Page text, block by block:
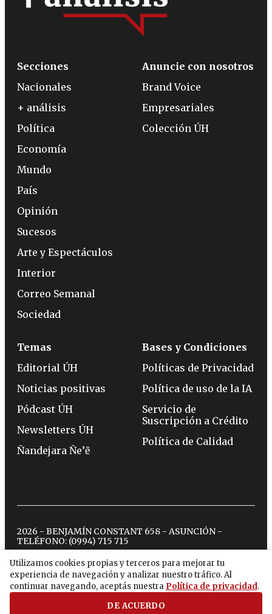
Utilizamos cookies propias y terceros para mejorar tu
experiencia de navegación y analizar nuestro tráfico. Al
continuar navegando, aceptás nuestra Política de privacidad.
DE ACUERDO
Secciones
Nacionales
+ análisis
Política
Economía
Mundo
País
Opinión
Sucesos
Arte y Espectáculos
Interior
Correo Semanal
Sociedad
Anuncie con nosotros
Brand Voice
Empresariales
Colección ÚH
Temas
Editorial ÚH
Noticias positivas
Pódcast ÚH
Newsletters ÚH
Ñandejara Ñe’ẽ
Bases y Condiciones
Políticas de Privacidad
Política de uso de la IA
Servicio de
Suscripción a Crédito
Política de Calidad
2026 - BENJAMÍN CONSTANT 658 - ASUNCIÓN -
TELÉFONO: (0994) 715 715
twitterinstagram
facebook
tiktokyoutubespotify